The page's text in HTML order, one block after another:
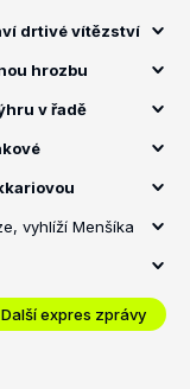
drtivé vítězství
hrozbu
v řadě
vyhlíží Menšíka
Další expres zprávy